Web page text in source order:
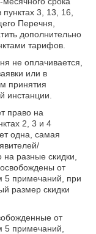
3, 13, 16,
Перечня,
дополнительно
тарифов.
не оплачивается,
или в
принятия
инстанции.
право на
2, 3 и 4
одна, самая
разные скидки,
от
5 примечаний, при
размер скидки
от
5 примечаний,